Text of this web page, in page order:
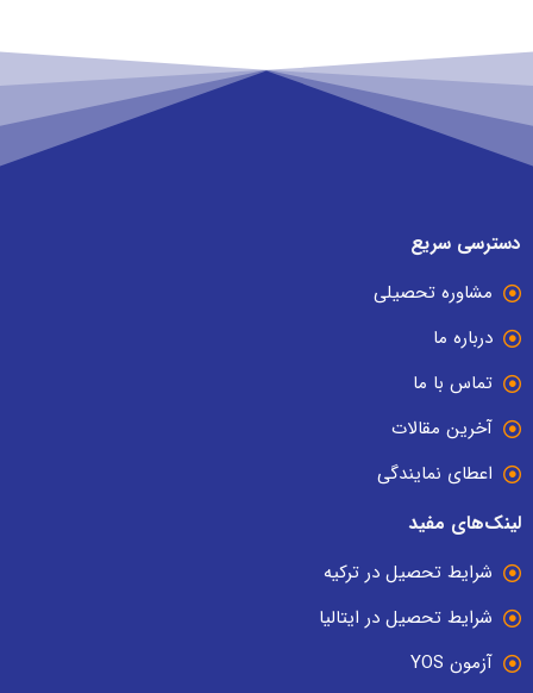
دسترسی سریع
مشاوره تحصیلی
درباره ما
تماس با ما
آخرین مقالات
اعطای نمایندگی
لینک‌های مفید
شرایط تحصیل در ترکیه
شرایط تحصیل در ایتالیا
آزمون YOS